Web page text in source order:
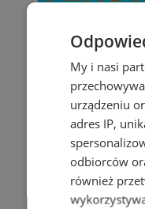
My i nasi
urządzeniu
adres IP,
odbiorców
również